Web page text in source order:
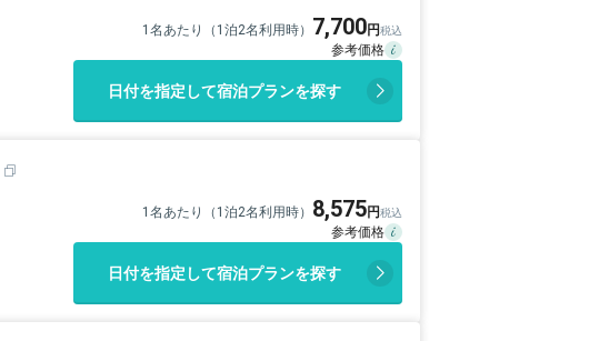
1名あたり（1泊2名利用時） 7,700
日付を指定して宿泊プランを探す
1名あたり（1泊2名利用時） 8,575
日付を指定して宿泊プランを探す